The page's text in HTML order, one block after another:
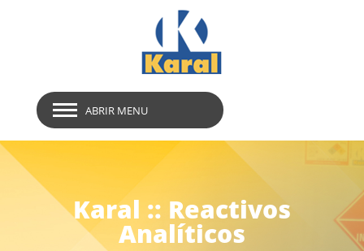
ABRIR MENU
Karal :: Reactivos
Analíticos